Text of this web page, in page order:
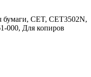
бумаги, CET, CET3502N,
000, Для копиров